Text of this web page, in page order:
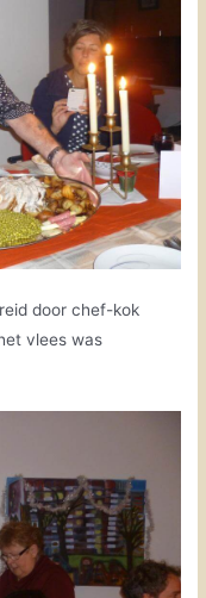
door chef-kok
vlees was